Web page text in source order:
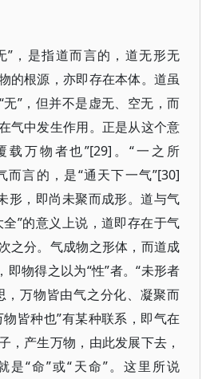
”，是指道而言的，道无形无
的根源，亦即存在本体。道虽
”，但并不是虚无、空无，而
气中发生作用。正是从这个意
载万物者也”[29]。“一之所
而言的，是“通天下一气”[30]
形，即尚未聚而成形。道与气
”的意义上说，道即存在于气
之分。气成物之形体，而道成
即物得之以为“性”者。“未形者
，万物皆由气之分化、凝聚而
皆种也”有某种联系，即气在
，产生万物，由此发展下去，
是“命”或“天命”。这里所说